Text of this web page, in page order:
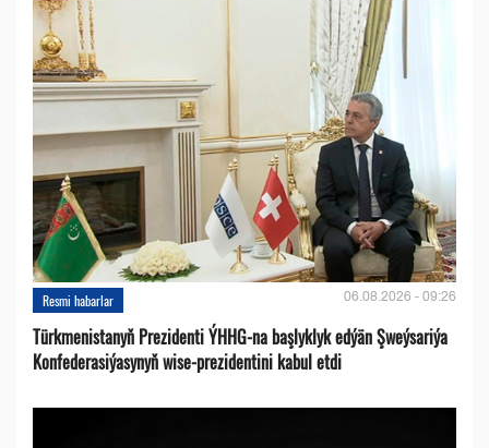
Resmi habarlar 06.08.2026 - 09:26
Türkmenistanyň Prezidenti ÝHHG-na başlyklyk edýän Şweýsariýa
Konfederasiýasynyň wise-prezidentini kabul etdi